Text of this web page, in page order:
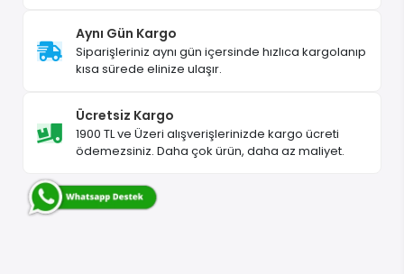
Aynı Gün Kargo
Siparişleriniz aynı gün içersinde hızlıca kargolanıp
kısa sürede elinize ulaşır.
Ücretsiz Kargo
1900 TL ve Üzeri alışverişlerinizde kargo ücreti
ödemezsiniz. Daha çok ürün, daha az maliyet.